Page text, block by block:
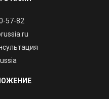
57-82